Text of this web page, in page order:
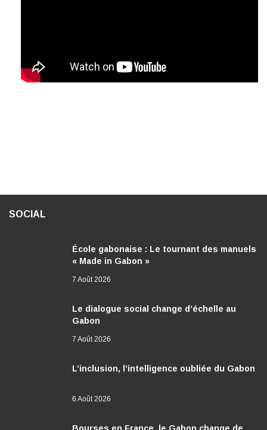
SOCIAL
École gabonaise : Le tournant des manuels
« Made in Gabon »
7 Août 2026
Le dialogue social change d’échelle au
Gabon
7 Août 2026
L’inclusion, l’intelligence oubliée du Gabon
6 Août 2026